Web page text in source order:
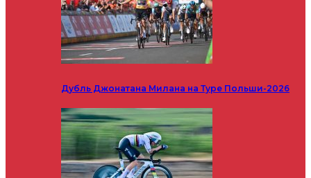
Дубль Джонатана Милана на Туре Польши-2026